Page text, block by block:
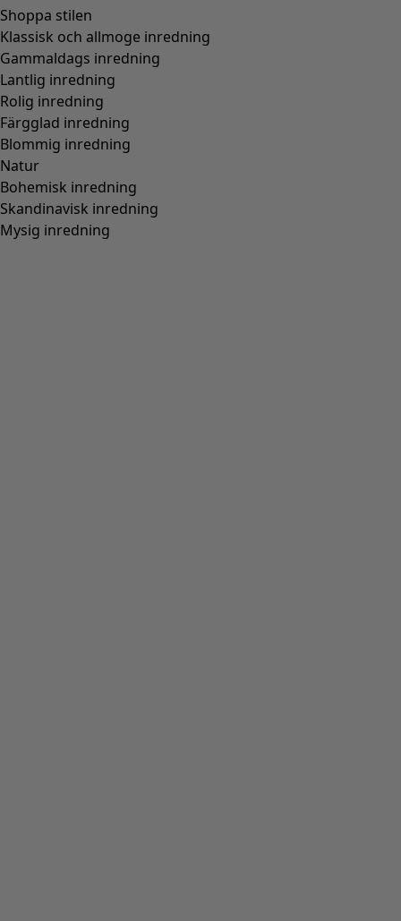
Shoppa stilen
Klassisk och allmoge inredning
Gammaldags inredning
Lantlig inredning
Rolig inredning
Färgglad inredning
Blommig inredning
Natur
Bohemisk inredning
Skandinavisk inredning
Mysig inredning